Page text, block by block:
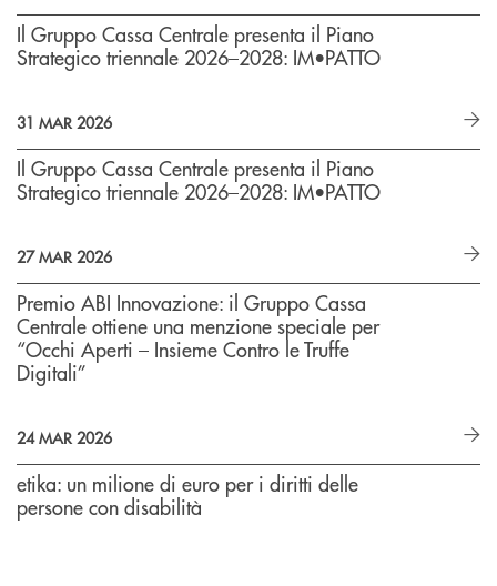
Il Gruppo Cassa Centrale presenta il Piano
Strategico triennale 2026–2028: IM•PATTO
31 MAR 2026
Il Gruppo Cassa Centrale presenta il Piano
Strategico triennale 2026–2028: IM•PATTO
27 MAR 2026
Premio ABI Innovazione: il Gruppo Cassa
Centrale ottiene una menzione speciale per
“Occhi Aperti – Insieme Contro le Truffe
Digitali”
24 MAR 2026
etika: un milione di euro per i diritti delle
persone con disabilità